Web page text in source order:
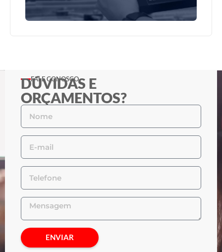
FALE CONOSCO
DÚVIDAS E
ORÇAMENTOS?
ENVIAR